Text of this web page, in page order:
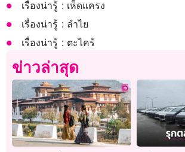
เรื่องน่ารู้ : เห็ดแครง
เรื่องน่ารู้ : ลำไย
เรื่องน่ารู้ : ตะไคร้
ข่าวล่าสุด